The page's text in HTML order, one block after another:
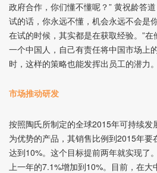
政府合作，你们懂不懂呢？” 黄祝龄答
试的话，你永远不懂，机会永远不会是
在试的时候，其实都是在获取经验。”
一个中国人，自己有责任将中国市场上
时，这样的策略也能发挥出员工的潜力。
市场推动研发
按照陶氏所制定的全球2015年可持续发
为优势的产品，其销售比例到2015年要
达到10%。这个目标提前两年就实现了
上一年的7.1%增加到10%。目前，在大